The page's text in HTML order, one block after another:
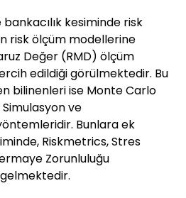
kesiminde risk
risk ölçüm modellerine
Değer (RMD) ölçüm
edildiği görülmektedir. Bu
bilinenleri ise Monte Carlo
ve
Bunlara ek
Riskmetrics, Stres
Zorunluluğu